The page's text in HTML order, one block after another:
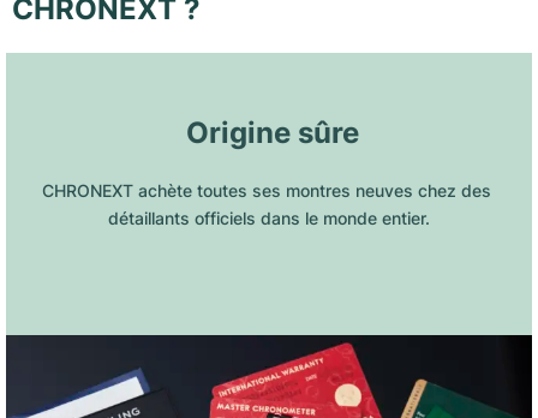
CHRONEXT ?
Origine sûre
CHRONEXT achète toutes ses montres neuves chez des
détaillants officiels dans le monde entier.